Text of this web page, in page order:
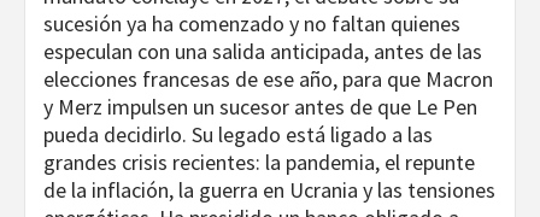
sucesión ya ha comenzado y no faltan quienes
especulan con una salida anticipada, antes de las
elecciones francesas de ese año, para que Macron
y Merz impulsen un sucesor antes de que Le Pen
pueda decidirlo. Su legado está ligado a las
grandes crisis recientes: la pandemia, el repunte
de la inflación, la guerra en Ucrania y las tensiones